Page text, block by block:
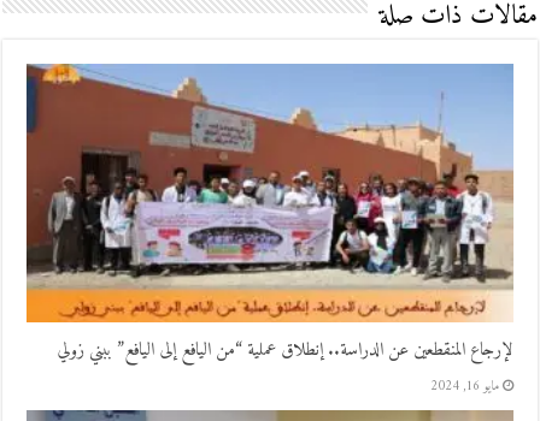
مقالات ذات صلة
لإرجاع المنقطعين عن الدراسة.. إنطلاق عملية “من اليافع إلى اليافع” ببني زولي
مايو 16, 2024